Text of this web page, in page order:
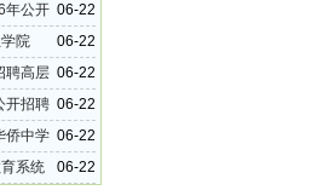
06-22
年公开
06-22
院
公告
06-22
聘高层
06-22
开招聘
06-22
侨中学
06-22
系统